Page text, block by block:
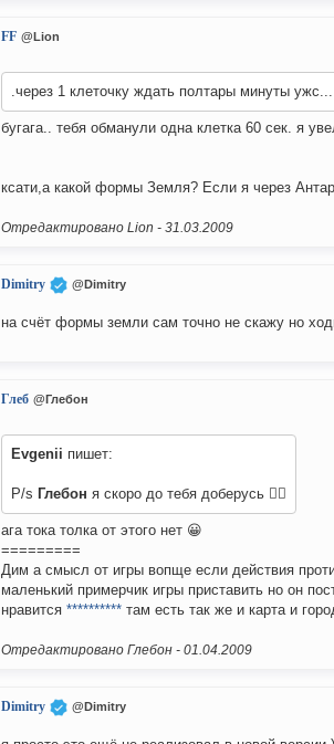
FF @Lion
.через 1 клеточку ждать полтары минуты ужс...
бугага.. тебя обманули одна клетка 60 сек. я
ксати,а какой формы Земля? Если я через
Отредактировано Lion - 31.03.2009
Dimitry @Dimitry
на счёт формы земли сам точно не скажу но
Глеб @Глебон
Evgenii пишет:
P/s Глебон я скоро до тебя доберусь 🐱‍👤
ага тока толка от этого нет 😀
=========
Дим а смысл от игры вопще если действия
маленький примерчик игры приставить но он
нравится ********** там есть так же и карта и
Отредактировано Глебон - 01.04.2009
Dimitry @Dimitry